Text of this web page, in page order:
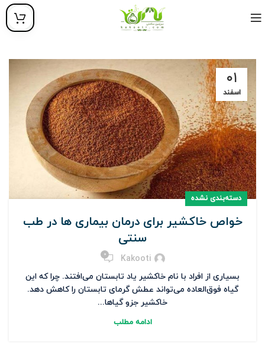
۰۱
اسفند
دسته‌بندی نشده
خواص خاکشیر برای درمان بیماری ها در طب
سنتی
Kakooti
0
بسیاری از افراد با نام خاکشیر یاد تابستان می‌افتند. چرا که این
گیاه فوق‌العاده می‌تواند عطش گرمای تابستان را کاهش دهد.
خاکشیر جزو گیاها...
ادامه مطلب